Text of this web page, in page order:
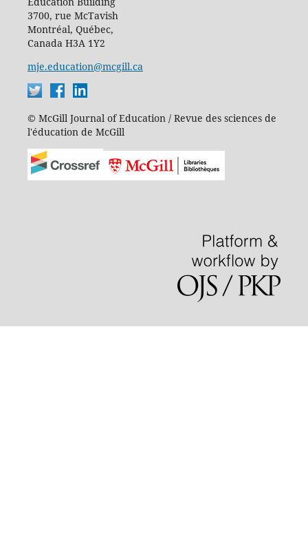
3700, rue McTavish
Montréal, Québec,
Canada H3A 1Y2
mje.education@mcgill.ca
© McGill Journal of Education / Revue des sciences de
l'éducation de McGill